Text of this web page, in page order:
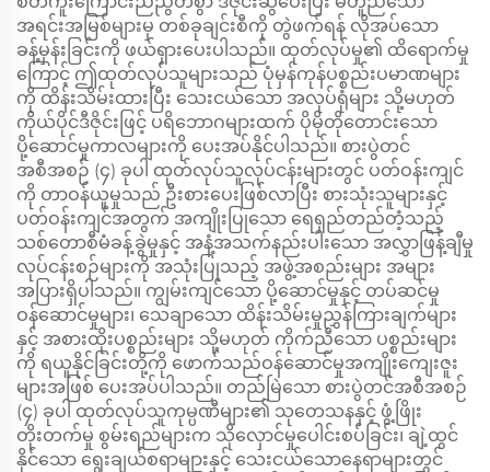
အရင်းအမြစ်များမှ တစ်ခုချင်းစီကို တွဲဖက်ရန် လိုအပ်သော
ခန့်မှန်းခြင်းကို ဖယ်ရှားပေးပါသည်။ ထုတ်လုပ်မှု၏ ထိရောက်မှု
ကြောင့် ဤထုတ်လုပ်သူများသည် ပုံမှန်ကုန်ပစ္စည်းပမာဏများ
ကို ထိန်းသိမ်းထားပြီး သေးငယ်သော အလုပ်ရုံများ သို့မဟုတ်
ကိုယ်ပိုင်ဒီဇိုင်းဖြင့် ပရိဘောဂများထက် ပိုမိုတိုတောင်းသော
ပို့ဆောင်မှုကာလများကို ပေးအပ်နိုင်ပါသည်။ စားပွဲတင်
အစီအစဉ် (၄) ခုပါ ထုတ်လုပ်သူလုပ်ငန်းများတွင် ပတ်ဝန်းကျင်
ကို တာဝန်ယူမှုသည် ဦးစားပေးဖြစ်လာပြီး စားသုံးသူများနှင့်
ပတ်ဝန်းကျင်အတွက် အကျိုးပြုသော ရေရှည်တည်တံ့သည့်
သစ်တောစီမံခန့်ခွဲမှုနှင့် အနံ့အသက်နည်းပါးသော အလွှာဖြန့်ချီမှု
လုပ်ငန်းစဉ်များကို အသုံးပြုသည့် အဖွဲ့အစည်းများ အများ
အပြားရှိပါသည်။ ကျွမ်းကျင်သော ပို့ဆောင်မှုနှင့် တပ်ဆင်မှု
ဝန်ဆောင်မှုများ၊ သေချာသော ထိန်းသိမ်းမှုညွှန်ကြားချက်များ
နှင့် အစားထိုးပစ္စည်းများ သို့မဟုတ် ကိုက်ညီသော ပစ္စည်းများ
ကို ရယူနိုင်ခြင်းတို့ကို ဖောက်သည်ဝန်ဆောင်မှုအကျိုးကျေးဇူး
များအဖြစ် ပေးအပ်ပါသည်။ တည်မြဲသော စားပွဲတင်အစီအစဉ်
(၄) ခုပါ ထုတ်လုပ်သူကုမ္ပဏီများ၏ သုတေသနနှင့် ဖွံ့ဖြိုး
တိုးတက်မှု စွမ်းရည်များက သိုလှောင်မှုပေါင်းစပ်ခြင်း၊ ချဲ့ထွင်
နိုင်သော ရွေးချယ်စရာများနှင့် သေးငယ်သောနေရာများတွင်